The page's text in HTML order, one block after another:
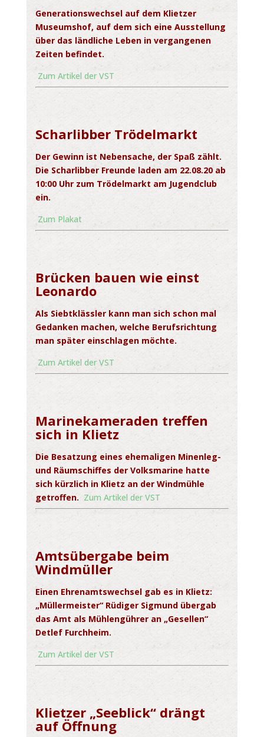
Generationswechsel auf dem Klietzer
Museumshof, auf dem sich eine Ausstellung
über das ländliche Leben in vergangenen
Zeiten befindet.
Zum Artikel der VST
Scharlibber Trödelmarkt
Der Gewinn ist Nebensache, der Spaß zählt.
Die Scharlibber Freunde laden am 22.08.20 ab
10:00 Uhr zum Trödelmarkt am Jugendclub
ein.
Zum Plakat
Brücken bauen wie einst
Leonardo
Als Siebtklässler kann man sich schon mal
Gedanken machen, welche Berufsrichtung
man später einschlagen möchte.
Zum Artikel der VST
Marinekameraden treffen
sich in Klietz
Die Besatzung eines ehemaligen Minenleg-
und Räumschiffes der Volksmarine hatte
sich kürzlich in Klietz an der Windmühle
getroffen. Zum Artikel der VST
Amtsübergabe beim
Windmüller
Einen Ehrenamtswechsel gab es in Klietz:
„Müllermeister“ Rüdiger Sigmund übergab
das Amt als Mühlengührer an „Gesellen“
Detlef Furchheim.
Zum Artikel der VST
Klietzer „Seeblick“ drängt
auf Öffnung